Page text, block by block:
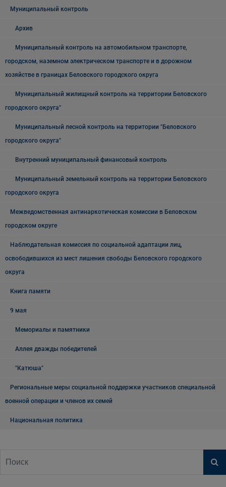
Муниципальный контроль
Архив
Муниципальный контроль на автомобильном транспорте,
городском, наземном электрическом транспорте и в дорожном
хозяйстве в границах Беловского городского округа
Муниципальный жилищный контроль на территории Беловского
городского округа"
Муниципальный лесной контроль на территории "Беловского
городского округа"
Внутренний муниципальный финансовый контроль
Муниципальный земельный контроль на территории Беловского
городского округа
Межведомственная антинаркотическая комиссии в Беловском
городском округе
Наблюдательная комиссия по социальной адаптации лиц,
освободившихся из мест лишения свободы Беловского городского
округа
Книга памяти
9 мая
Мемориалы и памятники
Аллея дважды победителей
"Катюша"
Региональные меры социальной поддержки участников специальной
военной операции и членов их семей
Национальная политика